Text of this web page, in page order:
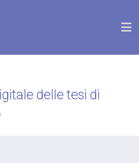
delle tesi di